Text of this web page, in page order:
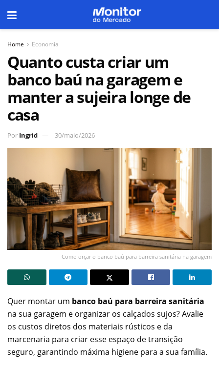
Home Economia
Quanto custa criar um
banco baú na garagem e
manter a sujeira longe de
casa
Por Ingrid 30/maio/2026
Como orçar o banco baú para barreira sanitária na garagem
Quer montar um banco baú para barreira sanitária
na sua garagem e organizar os calçados sujos? Avalie
os custos diretos dos materiais rústicos e da
marcenaria para criar esse espaço de transição
seguro, garantindo máxima higiene para a sua família.